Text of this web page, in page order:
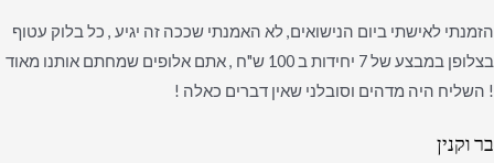
הזמנתי לאישתי ביום הנישואים, לא האמנתי שככה זה יגיע , כל בלוק עטוף
בצלופן במבצע של 7 יחידות ב 100 ש"ח , אתם אלופים שמחתם אותנו מאוד
! השליח היה מדהים וסובלני שאין דברים כאלה !
בר וקנין